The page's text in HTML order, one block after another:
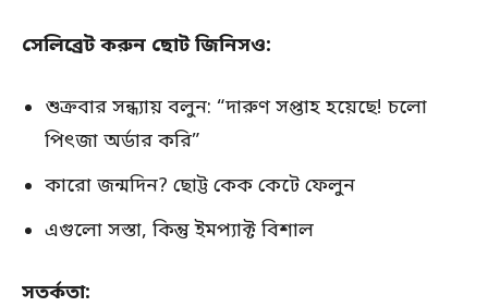
সেলিব্রেট করুন ছোট জিনিসও:
শুক্রবার সন্ধ্যায় বলুন: “দারুণ সপ্তাহ হয়েছে! চলো
পিৎজা অর্ডার করি”
কারো জন্মদিন? ছোট্ট কেক কেটে ফেলুন
এগুলো সস্তা, কিন্তু ইমপ্যাক্ট বিশাল
সতর্কতা: